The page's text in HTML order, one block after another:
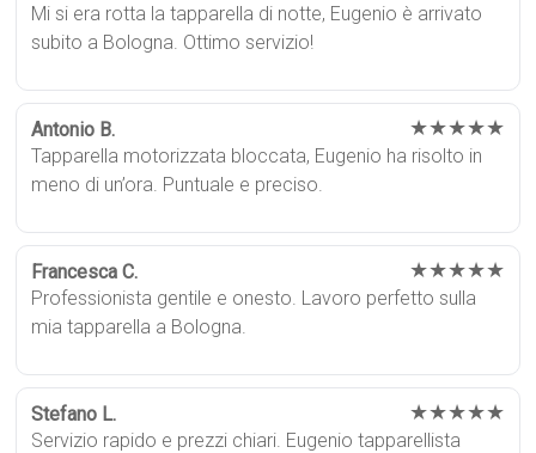
Mi si era rotta la tapparella di notte, Eugenio è arrivato
subito a Bologna. Ottimo servizio!
Antonio B. ★★★★★
Tapparella motorizzata bloccata, Eugenio ha risolto in
meno di un’ora. Puntuale e preciso.
Francesca C. ★★★★★
Professionista gentile e onesto. Lavoro perfetto sulla
mia tapparella a Bologna.
Stefano L. ★★★★★
Servizio rapido e prezzi chiari. Eugenio tapparellista